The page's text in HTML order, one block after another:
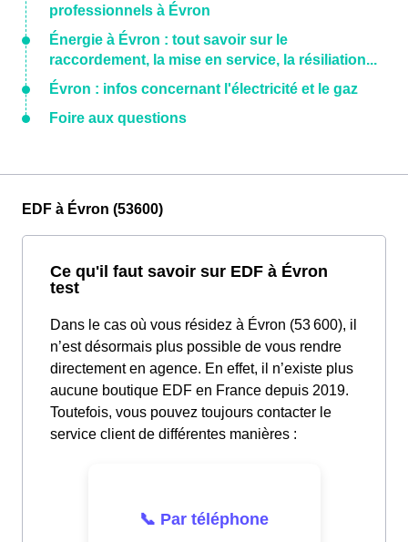
professionnels à Évron
Énergie à Évron : tout savoir sur le
raccordement, la mise en service, la résiliation...
Évron : infos concernant l'électricité et le gaz
Foire aux questions
EDF à Évron (53600)
Ce qu'il faut savoir sur EDF à Évron
test
Dans le cas où vous résidez à Évron (53 600), il
n’est désormais plus possible de vous rendre
directement en agence. En effet, il n’existe plus
aucune boutique EDF en France depuis 2019.
Toutefois, vous pouvez toujours contacter le
service client de différentes manières :
📞 Par téléphone